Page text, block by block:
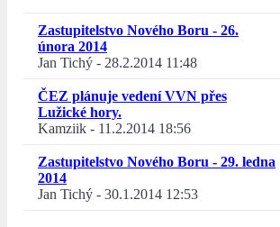
Zastupitelstvo Nového Boru - 26.
února 2014
Jan Tichý - 28.2.2014 11:48
ČEZ plánuje vedení VVN přes
Lužické hory.
Kamziik - 11.2.2014 18:56
Zastupitelstvo Nového Boru - 29. ledna
2014
Jan Tichý - 30.1.2014 12:53